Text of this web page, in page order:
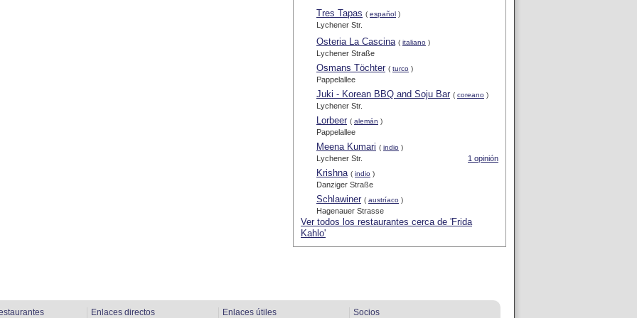
Tres Tapas ( español )
Lychener Str.
Osteria La Cascina ( italiano )
Lychener Straße
Osmans Töchter ( turco )
Pappelallee
Juki - Korean BBQ and Soju Bar ( coreano )
Lychener Str.
Lorbeer ( alemán )
Pappelallee
Meena Kumari ( indio )
1 opinión
Lychener Str.
Krishna ( indio )
Danziger Straße
Schlawiner ( austríaco )
Hagenauer Strasse
Ver todos los restaurantes cerca de 'Frida
Kahlo'
Enlaces directos Enlaces útiles Socios